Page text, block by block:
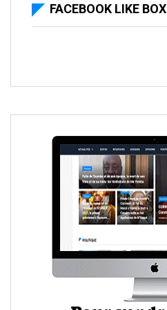
FACEBOOK LIKE BOX